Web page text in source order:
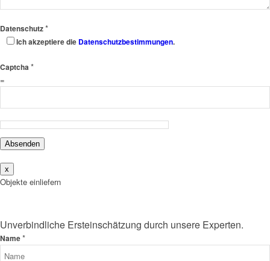
Datenschutz*
Ich akzeptiere die Datenschutzbestimmungen.
Captcha *
=
Absenden
x
Objekte einliefern
Unverbindliche Ersteinschätzung durch unsere Experten.
Name*